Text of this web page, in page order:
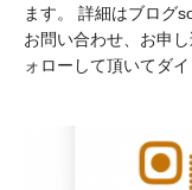
ます。 詳細はブログ
お問い合わせ、お申
ォローして頂いてダ